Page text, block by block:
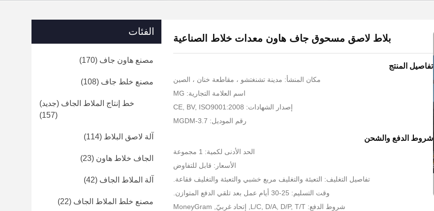
بلاط لاصق مسحوق جاف هاون معدات خلاط الصناعية
تفاصيل المنتج
مكان المنشأ: مدينة تشنغتشو ، مقاطعة خنان ، الصين
اسم العلامة التجارية: MG
إصدار الشهادات: CE, BV, ISO9001:2008
رقم الموديل: MGDM-3.7
شروط الدفع والشحن
الحد الأدنى لكمية: 1 مجموعة
الأسعار: قابل للتفاوض
تفاصيل التغليف: التعبئة والتغليف مربع خشبي والتعبئة والتغليف فقاعة.
وقت التسليم: 25-30 أيام عمل بعد تلقي الدفع المتوازن.
شروط الدفع: L/C, D/A, D/P, T/T, إتحاد غربيّ, MoneyGram
الفئات
مصنع هاون جاف (170)
مصنع خلط جاف (108)
خط إنتاج الملاط الجاف (جديد)
(157)
آلة لاصق البلاط (114)
الجاف خلاط هاون (23)
آلة الملاط الجاف (42)
مصنع خلط الملاط الجاف (22)